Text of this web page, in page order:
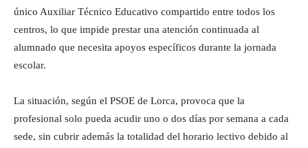
único Auxiliar Técnico Educativo compartido entre todos los
centros, lo que impide prestar una atención continuada al
alumnado que necesita apoyos específicos durante la jornada
escolar.
La situación, según el PSOE de Lorca, provoca que la
profesional solo pueda acudir uno o dos días por semana a cada
sede, sin cubrir además la totalidad del horario lectivo debido al